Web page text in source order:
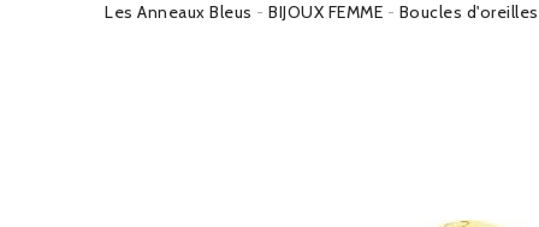
Les Anneaux Bleus BIJOUX FEMME Boucles